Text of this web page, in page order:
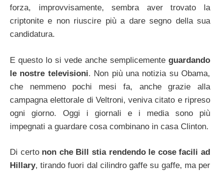
forza, improvvisamente, sembra aver trovato la
criptonite e non riuscire più a dare segno della sua
candidatura.
E questo lo si vede anche semplicemente guardando
le nostre televisioni. Non più una notizia su Obama,
che nemmeno pochi mesi fa, anche grazie alla
campagna elettorale di Veltroni, veniva citato e ripreso
ogni giorno. Oggi i giornali e i media sono più
impegnati a guardare cosa combinano in casa Clinton.
Di certo non che Bill stia rendendo le cose facili ad
Hillary, tirando fuori dal cilindro gaffe su gaffe, ma per